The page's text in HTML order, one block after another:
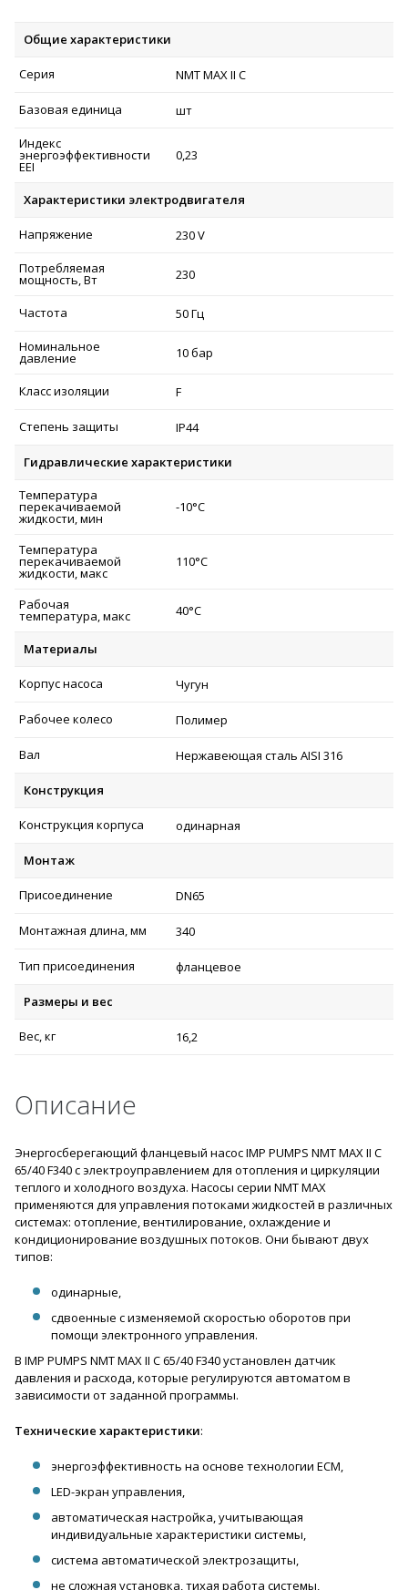
Общие характеристики
Серия NMT MAX II C
Базовая единица
шт
Индекс
энергоэффективности
EEI
0,23
Характеристики электродвигателя
Напряжение
230 V
Потребляемая
мощность, Вт 230
Частота
50 Гц
Номинальное
давление 10 бар
Класс изоляции F
Степень защиты IP44
Гидравлические характеристики
Температура
перекачиваемой
жидкости, мин
-10°C
Температура
перекачиваемой
жидкости, макс
110°C
Рабочая
температура, макс 40°C
Материалы
Корпус насоса Чугун
Рабочее колесо Полимер
Вал Нержавеющая сталь AISI 316
Конструкция
Конструкция корпуса одинарная
Монтаж
Присоединение DN65
Монтажная длина, мм 340
Тип присоединения фланцевое
Размеры и вес
Вес, кг 16,2
Описание
Энергосберегающий фланцевый насос IMP PUMPS NMT MAX II C
65/40 F340 с электроуправлением для отопления и циркуляции
теплого и холодного воздуха. Насосы серии NMT MAX
применяются для управления потоками жидкостей в различных
системах: отопление, вентилирование, охлаждение и
кондиционирование воздушных потоков. Они бывают двух
типов:
одинарные,
сдвоенные с изменяемой скоростью оборотов при
помощи электронного управления.
В IMP PUMPS NMT MAX II C 65/40 F340 установлен датчик
давления и расхода, которые регулируются автоматом в
зависимости от заданной программы.
Технические характеристики:
энергоэффективность на основе технологии ECM,
LED-экран управления,
автоматическая настройка, учитывающая
индивидуальные характеристики системы,
система автоматической электрозащиты,
не сложная установка, тихая работа системы,